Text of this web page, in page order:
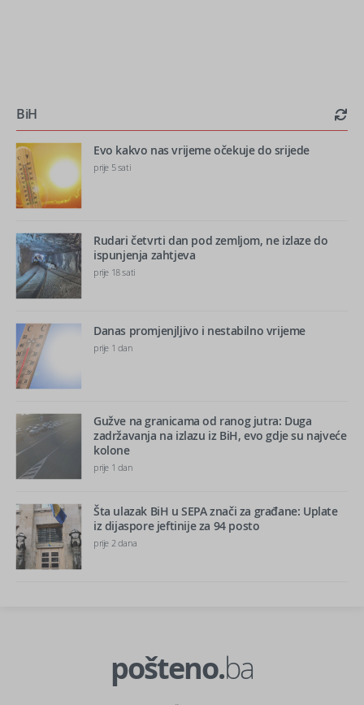
BiH
Evo kakvo nas vrijeme očekuje do srijede
prije 5 sati
Rudari četvrti dan pod zemljom, ne izlaze do
ispunjenja zahtjeva
prije 18 sati
Danas promjenjljivo i nestabilno vrijeme
prije 1 dan
Gužve na granicama od ranog jutra: Duga
zadržavanja na izlazu iz BiH, evo gdje su najveće
kolone
prije 1 dan
Šta ulazak BiH u SEPA znači za građane: Uplate
iz dijaspore jeftinije za 94 posto
prije 2 dana
pošteno.ba